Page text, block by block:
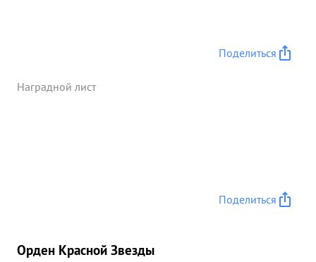
Поделиться
Наградной лист
Поделиться
Орден Красной Звезды